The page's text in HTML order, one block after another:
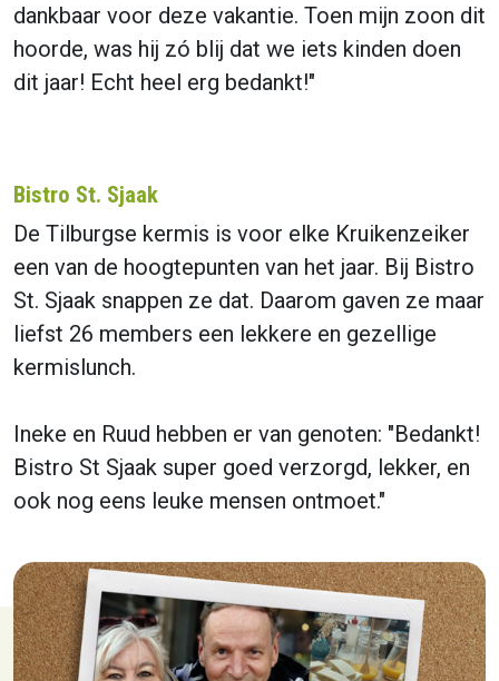
dankbaar voor deze vakantie. Toen mijn zoon dit
hoorde, was hij zó blij dat we iets kinden doen
dit jaar! Echt heel erg bedankt!"
Bistro St. Sjaak
De Tilburgse kermis is voor elke Kruikenzeiker
een van de hoogtepunten van het jaar. Bij Bistro
St. Sjaak snappen ze dat. Daarom gaven ze maar
liefst 26 members een lekkere en gezellige
kermislunch.
Ineke en Ruud hebben er van genoten: "Bedankt!
Bistro St Sjaak super goed verzorgd, lekker, en
ook nog eens leuke mensen ontmoet."